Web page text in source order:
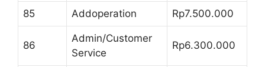
85 Addoperation Rp7.500.000
86
Admin/Customer
Service
Rp6.300.000